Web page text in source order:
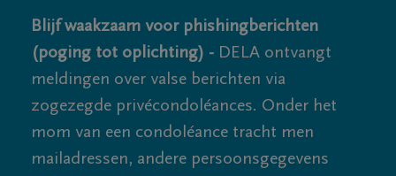
Blijf waakzaam voor phishingberichten
(poging tot oplichting) - DELA ontvangt
meldingen over valse berichten via
zogezegde privécondoléances. Onder het
mom van een condoléance tracht men
mailadressen, andere persoonsgegevens